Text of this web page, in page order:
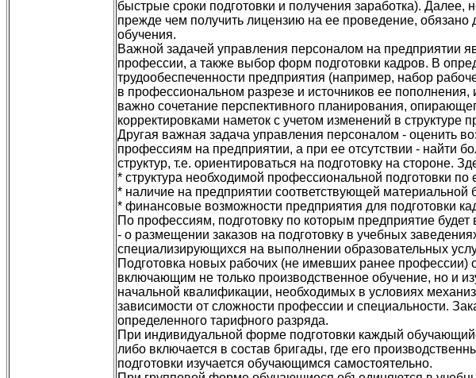
быстрые сроки подготовки и получения заработка). Далее,
прежде чем получить лицензию на ее проведение, обязано
обучения.
Важной задачей управления персоналом на предприятии
профессии, а также выбор форм подготовки кадров. В
трудообеспеченности предприятия (например, набор
в профессиональном разрезе и источников ее
важно сочетание перспективного планирования,
корректировками наметок с учетом изменений в
Другая важная задача управления персоналом - оценить
профессиям на предприятии, а при ее отсутствии - найти
структур, т.е. ориентироваться на подготовку на стороне.
* структура необходимой профессиональной подготовки
* наличие на предприятии соответствующей материальной
* финансовые возможности предприятия для подготовки
По профессиям, подготовку по которым предприятие
- о размещении заказов на подготовку в учебных
специализирующихся на выполнении образовательных
Подготовка новых рабочих (не имевших ранее профессии)
включающим не только производственное обучение, но и
начальной квалификации, необходимых в условиях
зависимости от сложности профессии и специальности.
определенного тарифного разряда.
При индивидуальной форме подготовки каждый
либо включается в состав бригады, где его
подготовки изучается обучающимся самостоятельно.